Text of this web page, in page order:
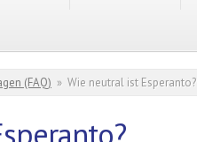
(FAQ) » Wie neutral ist Esperanto?